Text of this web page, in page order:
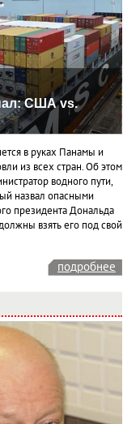
США vs.
в руках Панамы и
из всех стран. Об этом
водного пути,
назвал опасными
президента Дональда
взять его под свой
подробнее